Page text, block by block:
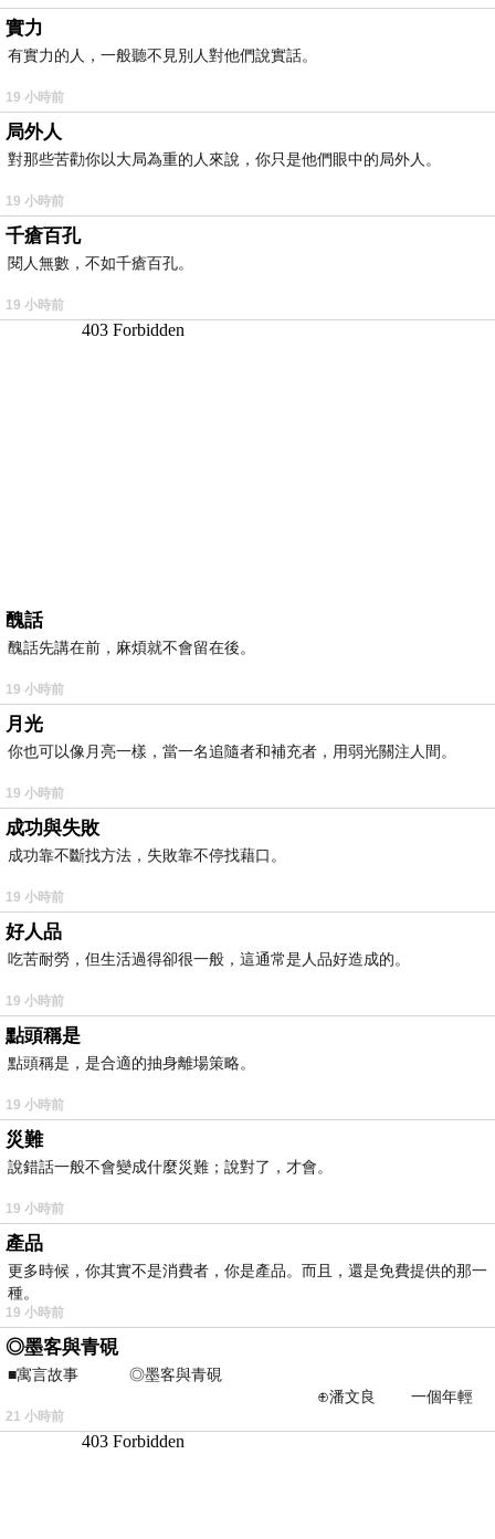
實力
有實力的人，一般聽不見別人對他們說實話。
19 小時前
局外人
對那些苦勸你以大局為重的人來說，你只是他們眼中的局外人。
19 小時前
千瘡百孔
閱人無數，不如千瘡百孔。
19 小時前
醜話
醜話先講在前，麻煩就不會留在後。
19 小時前
月光
你也可以像月亮一樣，當一名追隨者和補充者，用弱光關注人間。
19 小時前
成功與失敗
成功靠不斷找方法，失敗靠不停找藉口。
19 小時前
好人品
吃苦耐勞，但生活過得卻很一般，這通常是人品好造成的。
19 小時前
點頭稱是
點頭稱是，是合適的抽身離場策略。
19 小時前
災難
說錯話一般不會變成什麼災難；說對了，才會。
19 小時前
產品
更多時候，你其實不是消費者，你是產品。而且，還是免費提供的那一
種。
19 小時前
◎墨客與青硯
■寓言故事 ◎墨客與青硯
⊕潘文良 一個年輕
的墨客，在京城的古玩肆裡
21 小時前